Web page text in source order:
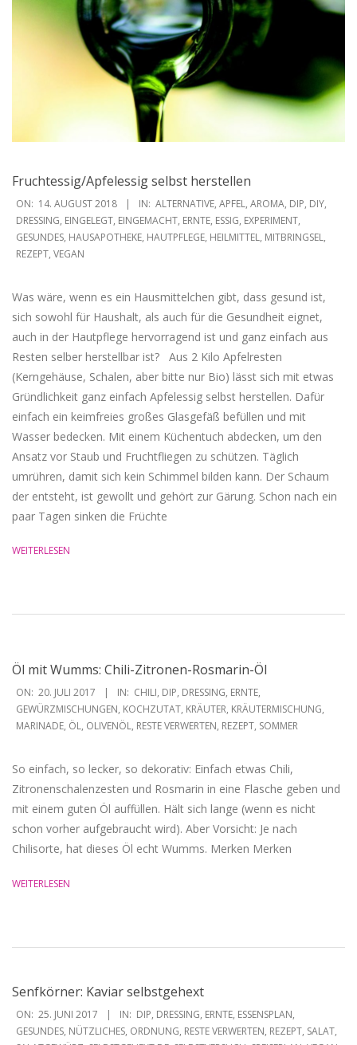
Fruchtessig/Apfelessig selbst herstellen
2018-
08-
14
ON: 14. AUGUST 2018 IN: ALTERNATIVE, APFEL, AROMA, DIP, DIY,
DRESSING, EINGELEGT, EINGEMACHT, ERNTE, ESSIG, EXPERIMENT,
GESUNDES, HAUSAPOTHEKE, HAUTPFLEGE, HEILMITTEL, MITBRINGSEL,
REZEPT, VEGAN
Was wäre, wenn es ein Hausmittelchen gibt, dass gesund ist,
sich sowohl für Haushalt, als auch für die Gesundheit eignet,
auch in der Hautpflege hervorragend ist und ganz einfach aus
Resten selber herstellbar ist? Aus 2 Kilo Apfelresten
(Kerngehäuse, Schalen, aber bitte nur Bio) lässt sich mit etwas
Gründlichkeit ganz einfach Apfelessig selbst herstellen. Dafür
einfach ein keimfreies großes Glasgefäß befüllen und mit
Wasser bedecken. Mit einem Küchentuch abdecken, um den
Ansatz vor Staub und Fruchtfliegen zu schützen. Täglich
umrühren, damit sich kein Schimmel bilden kann. Der Schaum
der entsteht, ist gewollt und gehört zur Gärung. Schon nach ein
paar Tagen sinken die Früchte
WEITERLESEN
Öl mit Wumms: Chili-Zitronen-Rosmarin-Öl
2017-
07-
20
ON: 20. JULI 2017 IN: CHILI, DIP, DRESSING, ERNTE,
GEWÜRZMISCHUNGEN, KOCHZUTAT, KRÄUTER, KRÄUTERMISCHUNG,
MARINADE, ÖL, OLIVENÖL, RESTE VERWERTEN, REZEPT, SOMMER
So einfach, so lecker, so dekorativ: Einfach etwas Chili,
Zitronenschalenzesten und Rosmarin in eine Flasche geben und
mit einem guten Öl auffüllen. Hält sich lange (wenn es nicht
schon vorher aufgebraucht wird). Aber Vorsicht: Je nach
Chilisorte, hat dieses Öl echt Wumms. Merken Merken
WEITERLESEN
Senfkörner: Kaviar selbstgehext
2017-
06-
ON: 25. JUNI 2017 IN: DIP, DRESSING, ERNTE, ESSENSPLAN,
GESUNDES, NÜTZLICHES, ORDNUNG, RESTE VERWERTEN, REZEPT, SALAT,